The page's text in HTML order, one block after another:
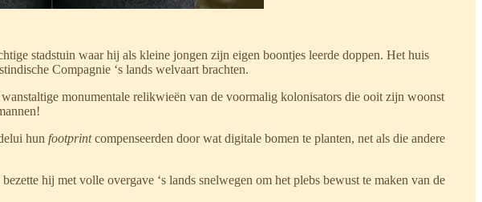
stadstuin waar hij als kleine jongen zijn eigen boontjes leerde doppen. Het huis
Compagnie ‘s lands welvaart brachten.
monumentale relikwieën van de voormalig kolonisators die ooit zijn woonst
hun footprintcompenseerden door wat digitale bomen te planten, net als die andere
hij met volle overgave ‘s lands snelwegen om het plebs bewust te maken van de